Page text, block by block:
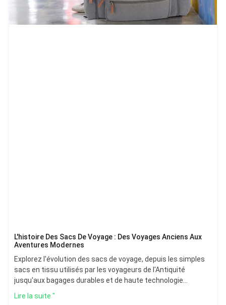
L'histoire Des Sacs De Voyage : Des Voyages Anciens Aux
Aventures Modernes
Explorez l'évolution des sacs de voyage, depuis les simples
sacs en tissu utilisés par les voyageurs de l'Antiquité
jusqu'aux bagages durables et de haute technologie
Lire la suite "